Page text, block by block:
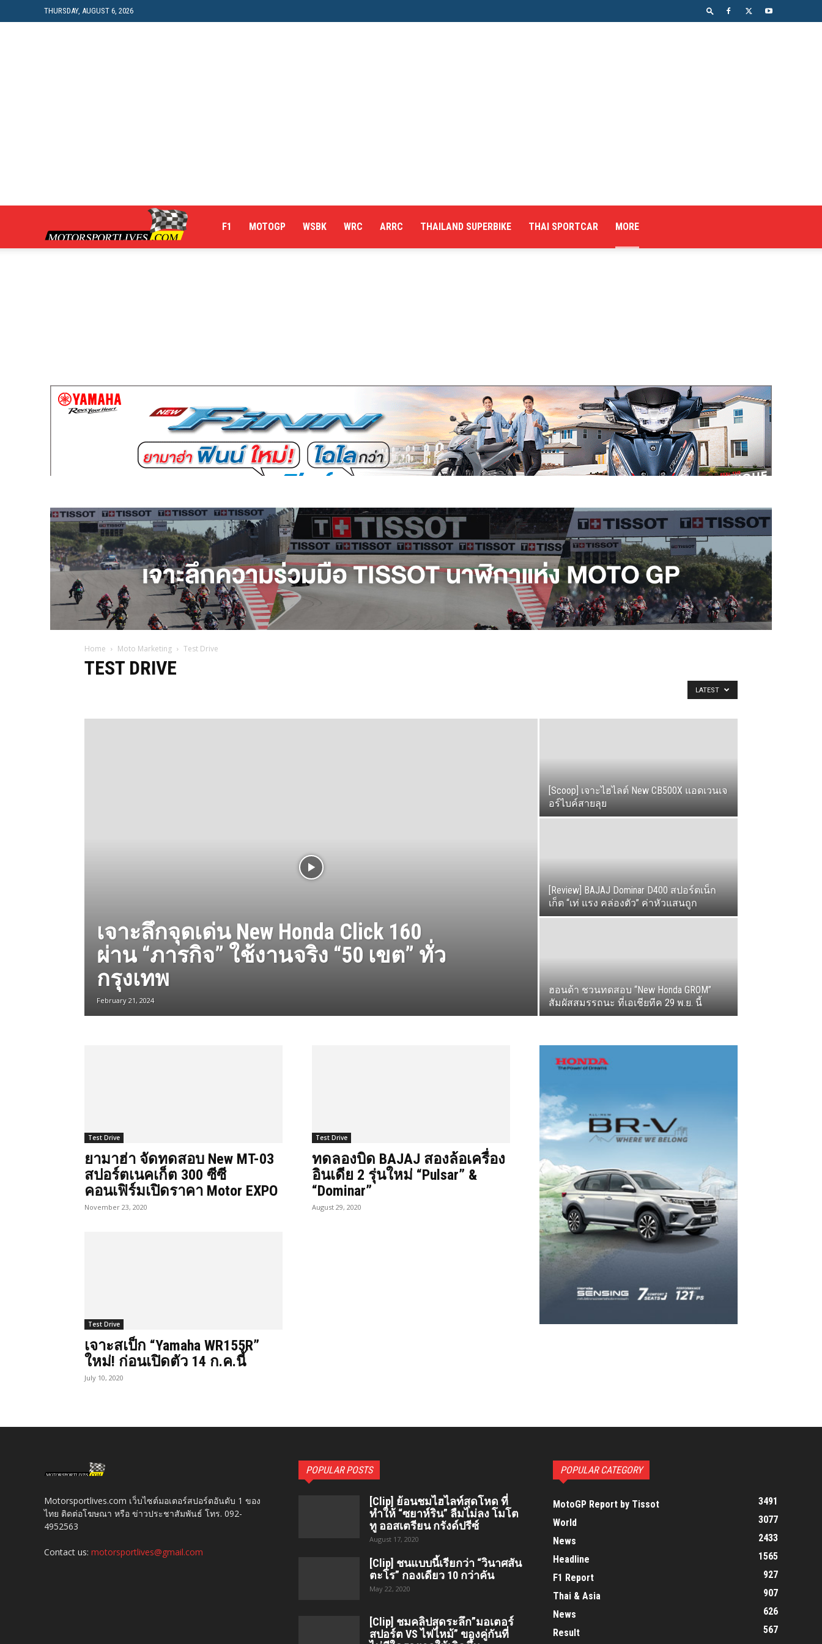
THURSDAY, AUGUST 6, 2026
Motorsportlives
F1 MOTOGP WSBK WRC ARRC THAILAND SUPERBIKE THAI SPORTCAR MORE
Home Moto Marketing Test Drive
TEST DRIVE
LATEST
เจาะลึกจุดเด่น New Honda Click 160
ผ่าน “ภารกิจ” ใช้งานจริง “50 เขต” ทั่ว
กรุงเทพ
February 21, 2024
[Scoop] เจาะไฮไลต์ New CB500X แอดเวนเจ
อร์ไบค์สายลุย
[Review] BAJAJ Dominar D400 สปอร์ตเน็ก
เก็ต “เท่ แรง คล่องตัว” ค่าหัวแสนถูก
ฮอนด้า ชวนทดสอบ “New Honda GROM”
สัมผัสสมรรถนะ ที่เอเชียทีค 29 พ.ย. นี้
Test Drive
ยามาฮ่า จัดทดสอบ New MT-03
สปอร์ตเนคเก็ต 300 ซีซี
คอนเฟิร์มเปิดราคา Motor EXPO
November 23, 2020
Test Drive
ทดลองบิด BAJAJ สองล้อเครื่อง
อินเดีย 2 รุ่นใหม่ “Pulsar” &
“Dominar”
August 29, 2020
Test Drive
เจาะสเป็ก “Yamaha WR155R”
ใหม่! ก่อนเปิดตัว 14 ก.ค.นี้
July 10, 2020
Motorsportlives.com เว็บไซต์มอเตอร์สปอร์ตอันดับ 1 ของ
ไทย ติดต่อโฆษณา หรือ ข่าวประชาสัมพันธ์ โทร. 092-
4952563
Contact us: motorsportlives@gmail.com
POPULAR POSTS
[Clip] ย้อนชมไฮไลท์สุดโหด ที่
ทำให้ “ซยาห์ริน” ลืมไม่ลง โมโต
ทู ออสเตรียน กรังด์ปรีซ์
August 17, 2020
[Clip] ชนแบบนี้เรียกว่า “วินาศสัน
ตะโร”​ กองเดียว 10 กว่าคัน
May 22, 2020
[Clip] ชมคลิปสุดระลึก”มอเตอร์
สปอร์ต VS ไฟไหม้” ของคู่กันที่
POPULAR CATEGORY
MotoGP Report by Tissot
3491
World
3077
News
2433
Headline
1565
F1 Report
927
Thai & Asia
907
News
626
Result
567